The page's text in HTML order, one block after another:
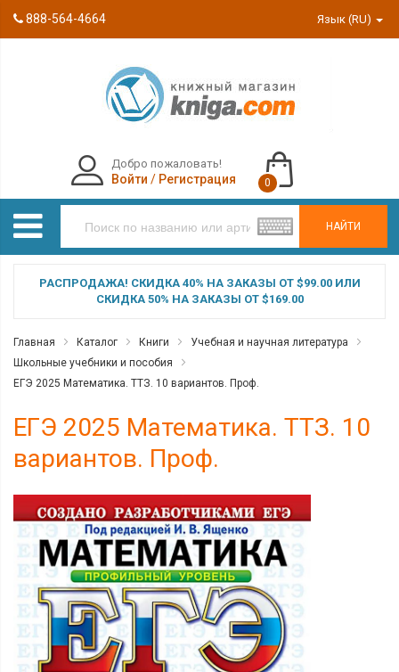
888-564-4664 Язык (RU)
НАЙТИ
Добро пожаловать!
Войти / Регистрация 0
РАСПРОДАЖА! СКИДКА 40% НА ЗАКАЗЫ ОТ $99.00 ИЛИ
СКИДКА 50% НА ЗАКАЗЫ ОТ $169.00
Главная Каталог Книги
Учебная и научная литература
Школьные учебники и пособия
ЕГЭ 2025 Математика. ТТЗ. 10 вариантов. Проф.
ЕГЭ 2025 Математика. ТТЗ. 10
вариантов. Проф.